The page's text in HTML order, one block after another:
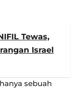
Tewas,
Israel
sebuah